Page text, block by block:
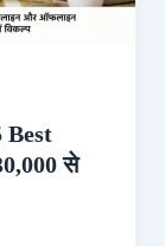
Best
से